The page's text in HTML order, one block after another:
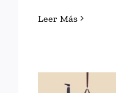
Leer Más